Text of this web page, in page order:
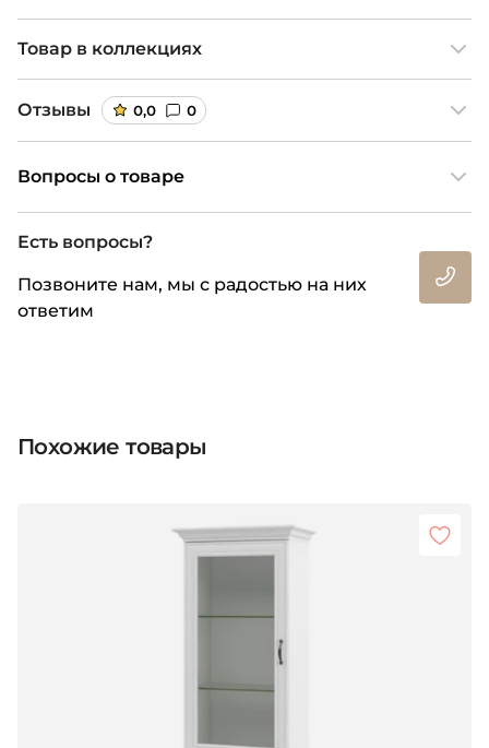
Товар в коллекциях
Отзывы 0,0 0
Вопросы о товаре
Есть вопросы?
Позвоните нам, мы с радостью на них
ответим
Похожие товары